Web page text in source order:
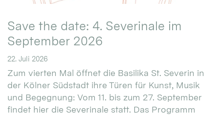
Save the date: 4. Severinale im
September 2026
22. Juli 2026
Zum vierten Mal öffnet die Basilika St. Severin in
der Kölner Südstadt ihre Türen für Kunst, Musik
und Begegnung: Vom 11. bis zum 27. September
findet hier die Severinale statt. Das Programm